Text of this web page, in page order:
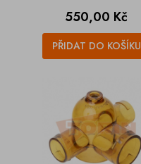
Cena
550,00 Kč
PŘIDAT DO KOŠÍKU